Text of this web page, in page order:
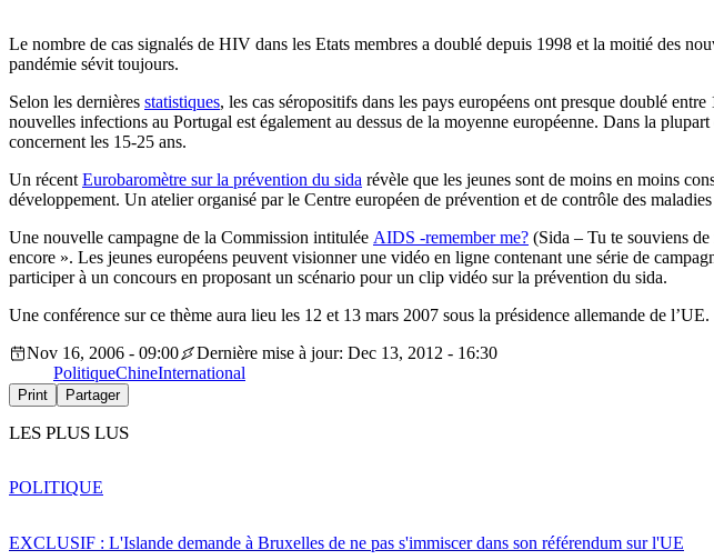
Le nombre de cas signalés de HIV dans les Etats membres a doublé depuis 1998 et la moitié des
pandémie sévit toujours.
Selon les dernières statistiques, les cas séropositifs dans les pays européens ont presque doublé
nouvelles infections au Portugal est également au dessus de la moyenne européenne. Dans la
concernent les 15-25 ans.
Un récent Eurobaromètre sur la prévention du sida révèle que les jeunes sont de moins en moins
développement. Un atelier organisé par le Centre européen de prévention et de contrôle des
Une nouvelle campagne de la Commission intitulée AIDS -remember me? (Sida – Tu te souviens
encore ». Les jeunes européens peuvent visionner une vidéo en ligne contenant une série de
participer à un concours en proposant un scénario pour un clip vidéo sur la prévention du sida.
Une conférence sur ce thème aura lieu les 12 et 13 mars 2007 sous la présidence allemande de l’UE.
Nov 16, 2006 - 09:00
Dernière mise à jour: Dec 13, 2012 - 16:30
PolitiqueChineInternational
Print Partager
LES PLUS LUS
EXCLUSIF : L'Islande demande à Bruxelles de ne pas s'immiscer dans son référendum sur l'UE
POLITIQUE